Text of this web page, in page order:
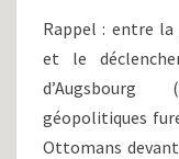
Rappel : entre la
et le
d’Augsbourg
géopolitiques
Ottomans devant